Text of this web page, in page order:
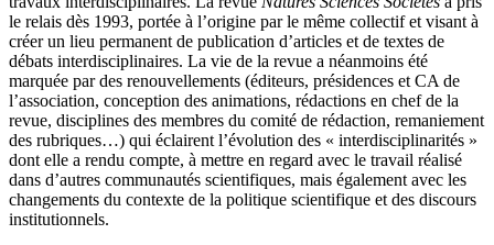
le relais dès 1993, portée à l’origine par le même collectif et visant à
créer un lieu permanent de publication d’articles et de textes de
débats interdisciplinaires. La vie de la revue a néanmoins été
marquée par des renouvellements (éditeurs, présidences et CA de
l’association, conception des animations, rédactions en chef de la
revue, disciplines des membres du comité de rédaction, remaniement
des rubriques…) qui éclairent l’évolution des « interdisciplinarités »
dont elle a rendu compte, à mettre en regard avec le travail réalisé
dans d’autres communautés scientifiques, mais également avec les
changements du contexte de la politique scientifique et des discours
institutionnels.